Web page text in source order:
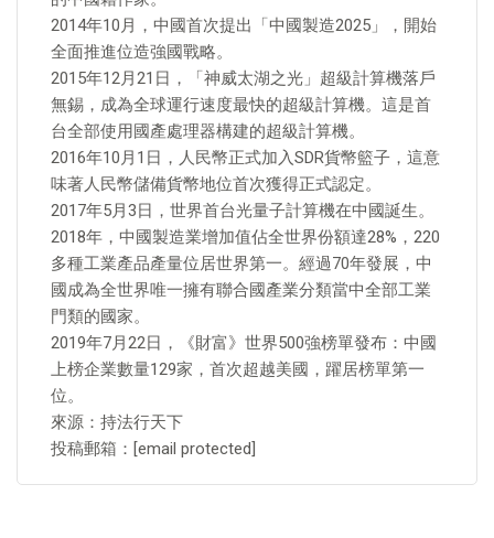
2014年10月，中國首次提出「中國製造2025」，開始
全面推進位造強國戰略。
2015年12月21日，「神威太湖之光」超級計算機落戶
無錫，成為全球運行速度最快的超級計算機。這是首
台全部使用國產處理器構建的超級計算機。
2016年10月1日，人民幣正式加入SDR貨幣籃子，這意
味著人民幣儲備貨幣地位首次獲得正式認定。
2017年5月3日，世界首台光量子計算機在中國誕生。
2018年，中國製造業增加值佔全世界份額達28%，220
多種工業產品產量位居世界第一。經過70年發展，中
國成為全世界唯一擁有聯合國產業分類當中全部工業
門類的國家。
2019年7月22日，《財富》世界500強榜單發布：中國
上榜企業數量129家，首次超越美國，躍居榜單第一
位。
來源：持法行天下
投稿郵箱：[email protected]